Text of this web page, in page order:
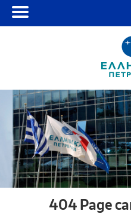
404 Page